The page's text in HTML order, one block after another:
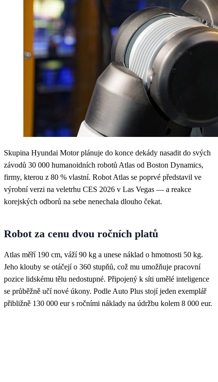
Skupina Hyundai Motor plánuje do konce dekády nasadit do svých
závodů 30 000 humanoidních robotů Atlas od Boston Dynamics,
firmy, kterou z 80 % vlastní. Robot Atlas se poprvé představil ve
výrobní verzi na veletrhu CES 2026 v Las Vegas — a reakce
korejských odborů na sebe nenechala dlouho čekat.
Robot za cenu dvou ročních platů
Atlas měří 190 cm, váží 90 kg a unese náklad o hmotnosti 50 kg.
Jeho klouby se otáčejí o 360 stupňů, což mu umožňuje pracovní
pozice lidskému tělu nedostupné. Připojený k síti umělé inteligence
se průběžně učí nové úkony. Podle Auto Plus stojí jeden exemplář
přibližně 130 000 eur s ročními náklady na údržbu kolem 8 000 eur.